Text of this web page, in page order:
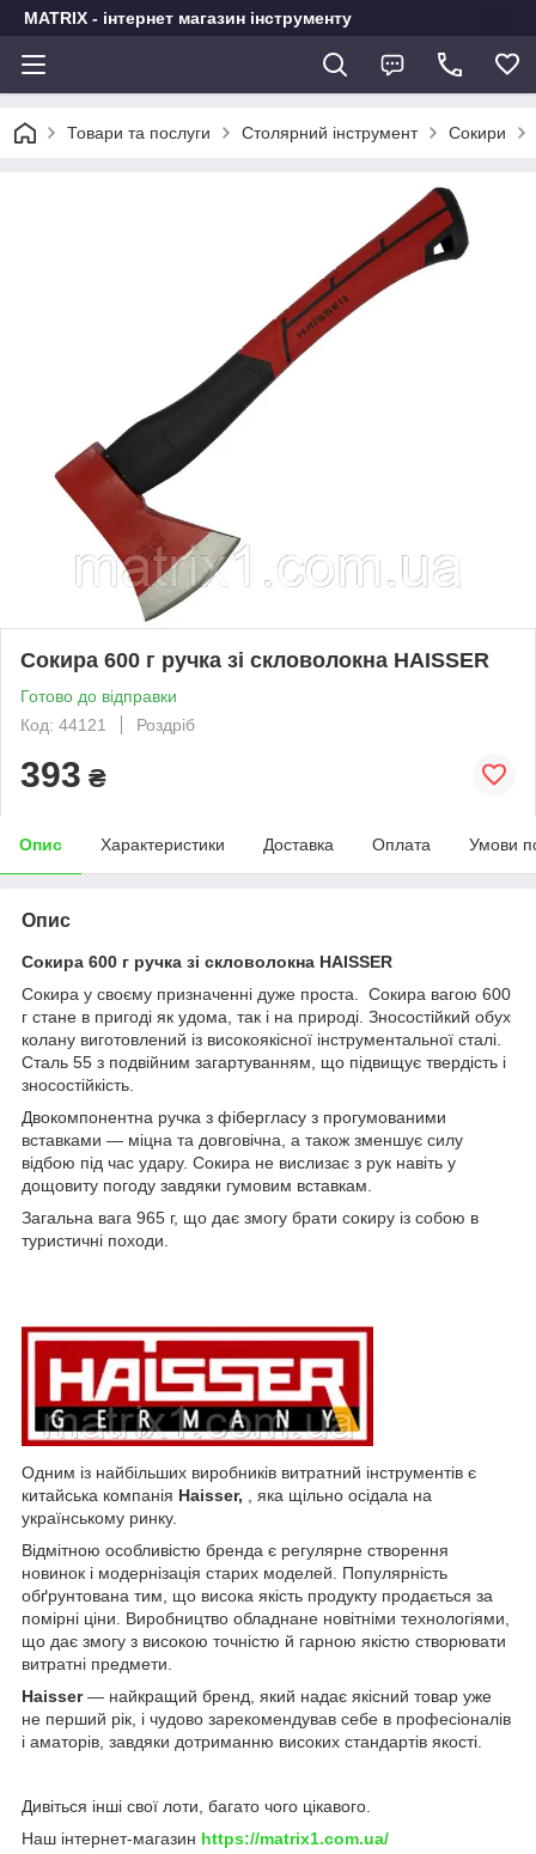
MATRIX - інтернет магазин інструменту
Товари та послуги Столярний інструмент Сокири
Сокира 600 г ручка зі скловолокна HAISSER
Готово до відправки
Код: 44121
Роздріб
393 ₴
Опис Характеристики Доставка Оплата Умови
Опис
Сокира 600 г ручка зі скловолокна HAISSER
Сокира у своєму призначенні дуже проста. Сокира вагою 600
г стане в пригоді як удома, так і на природі. Зносостійкий обух
колану виготовлений із високоякісної інструментальної сталі.
Сталь 55 з подвійним загартуванням, що підвищує твердість і
зносостійкість.
Двокомпонентна ручка з фібергласу з прогумованими
вставками — міцна та довговічна, а також зменшує силу
відбою під час удару. Сокира не вислизає з рук навіть у
дощовиту погоду завдяки гумовим вставкам.
Загальна вага 965 г, що дає змогу брати сокиру із собою в
туристичні походи.
Одним із найбільших виробників витратний інструментів є
китайська компанія Haisser, , яка щільно осідала на
українському ринку.
Відмітною особливістю бренда є регулярне створення
новинок і модернізація старих моделей. Популярність
обґрунтована тим, що висока якість продукту продається за
помірні ціни. Виробництво обладнане новітніми технологіями,
що дає змогу з високою точністю й гарною якістю створювати
витратні предмети.
Haisser— найкращий бренд, який надає якісний товар уже
не перший рік, і чудово зарекомендував себе в професіоналів
і аматорів, завдяки дотриманню високих стандартів якості.
Дивіться інші свої лоти, багато чого цікавого.
Наш інтернет-магазин https://matrix1.com.ua/